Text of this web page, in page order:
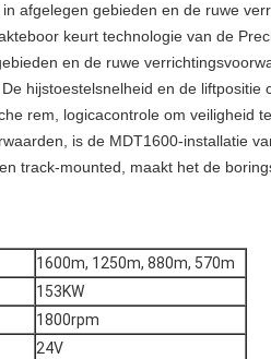
afgelegen gebieden en de ruwe
keurt technologie van de
en de ruwe
hijstoestelsnelheid en de liftpositie
rem, logicacontrole om veiligheid
is de MDT1600-installatie
track-mounted, maakt het de
1600m, 1250m, 880m, 570m
153KW
1800rpm
24V